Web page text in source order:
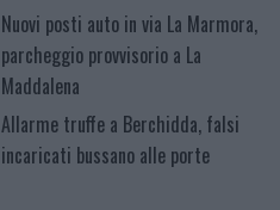
Nuovi posti auto in via La Marmora,
parcheggio provvisorio a La
Maddalena
Allarme truffe a Berchidda, falsi
incaricati bussano alle porte